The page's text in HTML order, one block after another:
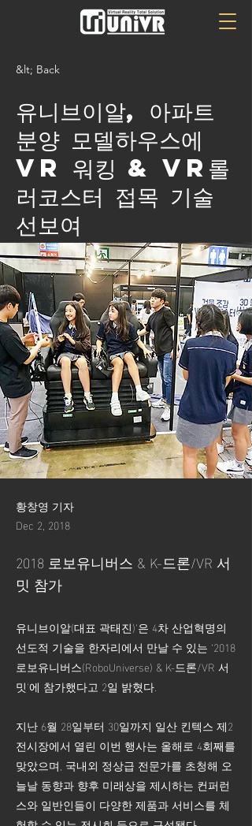
&lt; Back
유니브이알, 아파트
분양 모델하우스에
VR 워킹 & VR롤
러코스터 접목 기술
선보여
황창영 기자
Dec 2, 2018
2018 로보유니버스 & K-드론/VR 서
밋 참가
유니브이알(대표 곽태진)’은 4차 산업혁명의
선도적 기술을 한자리에서 만날 수 있는 ‘2018
로보유니버스(RoboUniverse) & K-드론/VR 서
밋'에 참가했다고 2일 밝혔다.
지난 6월 28일부터 30일까지 일산 킨텍스 제2
전시장에서 열린 이번 행사는 올해로 4회째를
맞았으며, 국내외 정상급 전문가를 초청해 오
늘날 동향과 향후 미래상을 제시하는 컨퍼런
스와 일반인들이 다양한 제품과 서비스를 체